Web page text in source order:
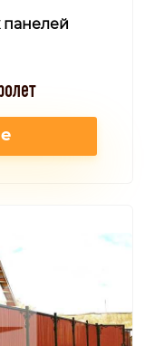
панелей